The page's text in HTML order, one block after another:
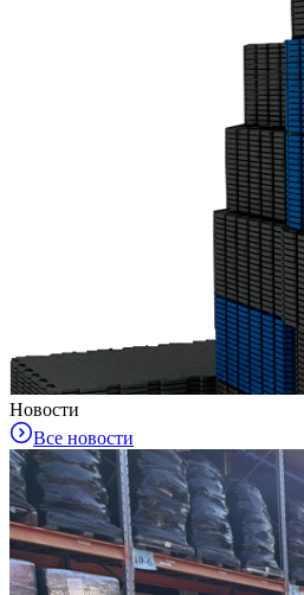
Новости
Все новости